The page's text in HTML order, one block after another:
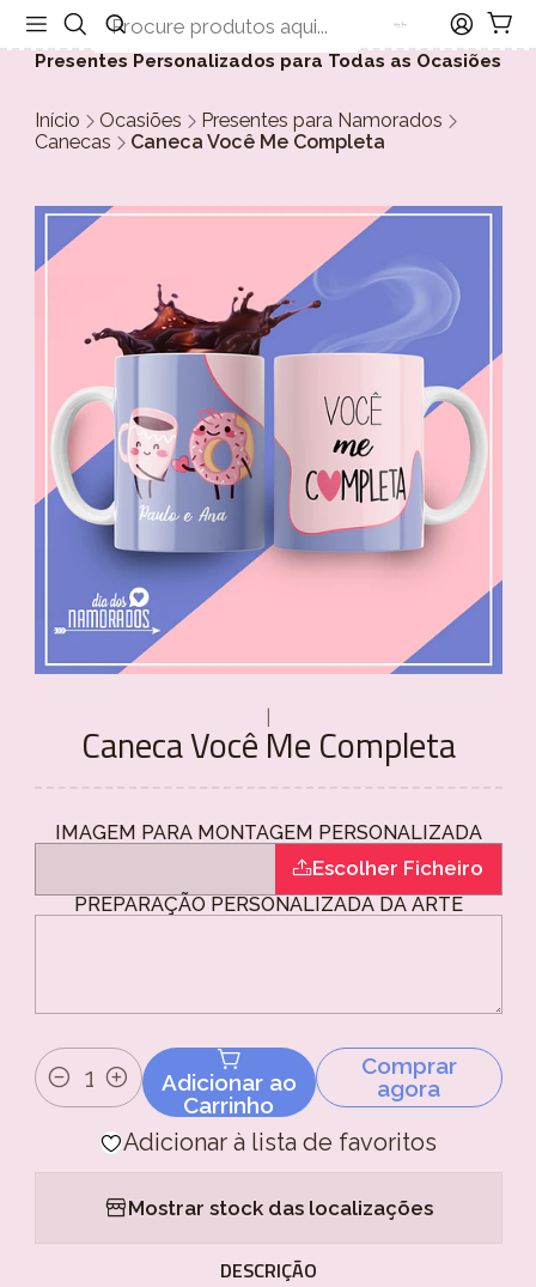
Presentes Personalizados para Todas as Ocasiões
Início Ocasiões
Presentes para Namorados
Canecas
Caneca Você Me Completa
Caneca Você Me Completa
IMAGEM PARA MONTAGEM PERSONALIZADA
Escolher Ficheiro
PREPARAÇÃO PERSONALIZADA DA ARTE
Quantidade
Adicionar ao
Carrinho
Comprar
agora
Adicionar à lista de favoritos
Mostrar stock das localizações
DESCRIÇÃO